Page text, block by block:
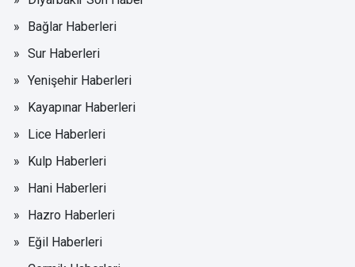
Bağlar Haberleri
Sur Haberleri
Yenişehir Haberleri
Kayapınar Haberleri
Lice Haberleri
Kulp Haberleri
Hani Haberleri
Hazro Haberleri
Eğil Haberleri